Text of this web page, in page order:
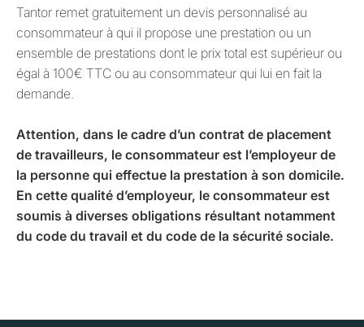
Tantor remet gratuitement un devis personnalisé au
consommateur à qui il propose une prestation ou un
ensemble de prestations dont le prix total est supérieur ou
égal à 100€ TTC ou au consommateur qui lui en fait la
demande.
Attention, dans le cadre d’un contrat de placement
de travailleurs, le consommateur est l’employeur de
la personne qui effectue la prestation à son domicile.
En cette qualité d’employeur, le consommateur est
soumis à diverses obligations résultant notamment
du code du travail et du code de la sécurité sociale.